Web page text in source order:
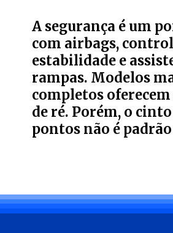
A segurança é um
com airbags,
estabilidade e
rampas. Modelos
completos
de ré. Porém, o
pontos não é